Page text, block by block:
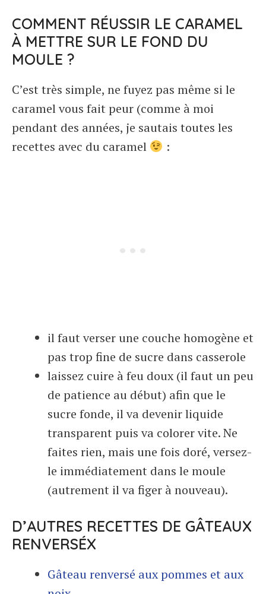
COMMENT RÉUSSIR LE CARAMEL
À METTRE SUR LE FOND DU
MOULE ?
C’est très simple, ne fuyez pas même si le
caramel vous fait peur (comme à moi
pendant des années, je sautais toutes les
recettes avec du caramel
:
il faut verser une couche homogène et
pas trop fine de sucre dans casserole
laissez cuire à feu doux (il faut un peu
de patience au début) afin que le
sucre fonde, il va devenir liquide
transparent puis va colorer vite. Ne
faites rien, mais une fois doré, versez-
le immédiatement dans le moule
(autrement il va figer à nouveau).
D’AUTRES RECETTES DE GÂTEAUX
RENVERSÉX
Gâteau renversé aux pommes et aux